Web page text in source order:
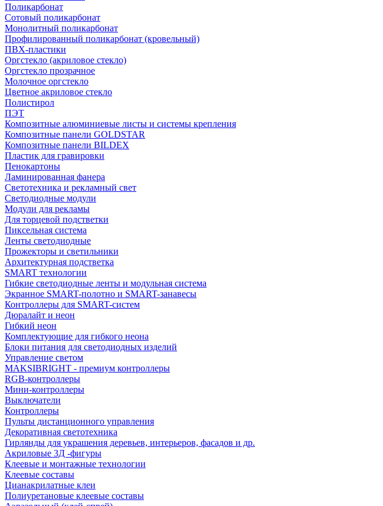
Поликарбонат
Сотовый поликарбонат
Монолитный поликарбонат
Профилированный поликарбонат (кровельный)
ПВХ-пластики
Оргстекло (акриловое стекло)
Оргстекло прозрачное
Молочное оргстекло
Цветное акриловое стекло
Полистирол
ПЭТ
Композитные алюминиевые листы и системы крепления
Композитные панели GOLDSTAR
Композитные панели BILDEX
Пластик для гравировки
Пенокартоны
Ламинированная фанера
Светотехника и рекламный свет
Светодиодные модули
Модули для рекламы
Для торцевой подстветки
Пиксельная система
Ленты светодиодные
Прожекторы и светильники
Архитектурная подстветка
SMART технологии
Гибкие светодиодные ленты и модульная система
Экранное SMART-полотно и SMART-занавесы
Контроллеры для SMART-систем
Дюралайт и неон
Гибкий неон
Комплектующие для гибкого неона
Блоки питания для светодиодных изделий
Управление светом
MAKSIBRIGHT - премиум контроллеры
RGB-контроллеры
Мини-контроллеры
Выключатели
Контроллеры
Пульты дистанционного управления
Декоративная светотехника
Гирлянды для украшения деревьев, интерьеров, фасадов и др.
Акриловые 3Д -фигуры
Клеевые и монтажные технологии
Клеевые составы
Цианакрилатные клеи
Полиуретановые клеевые составы